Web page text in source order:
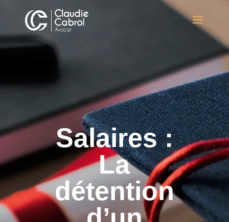
Salaires :
La
détention